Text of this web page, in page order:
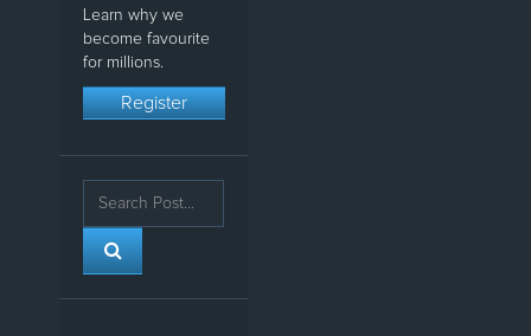
Learn why we
become favourite
for millions.
Register